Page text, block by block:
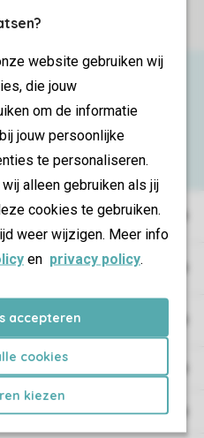
website gebruiken wij
die jouw
om de informatie
jouw persoonlijke
te personaliseren.
alleen gebruiken als jij
cookies te gebruiken.
weer wijzigen. Meer info
en privacy policy.
accepteren
cookies
kiezen